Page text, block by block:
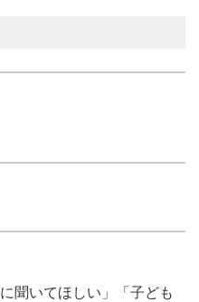
聞いてほしい」「子ども